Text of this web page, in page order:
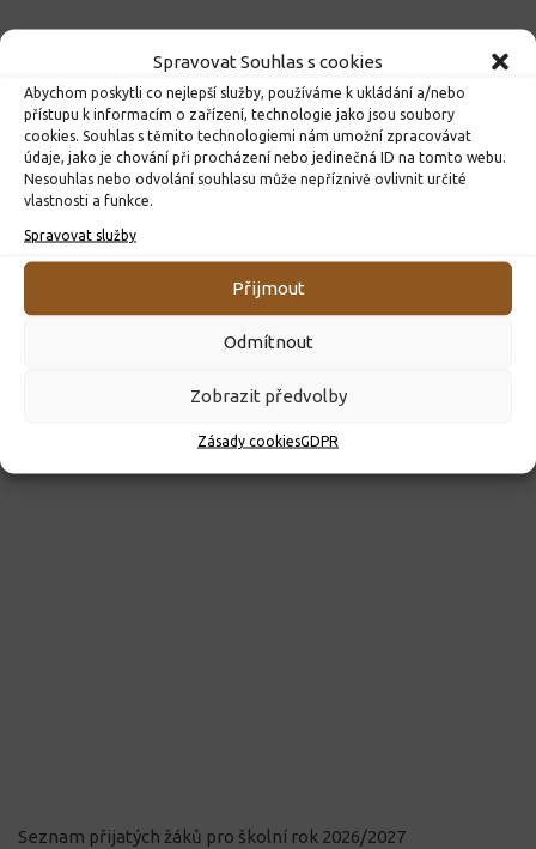
Spravovat Souhlas s cookies
Abychom poskytli co nejlepší služby, používáme k ukládání a/nebo
přístupu k informacím o zařízení, technologie jako jsou soubory
cookies. Souhlas s těmito technologiemi nám umožní zpracovávat
údaje, jako je chování při procházení nebo jedinečná ID na tomto webu.
Nesouhlas nebo odvolání souhlasu může nepříznivě ovlivnit určité
vlastnosti a funkce.
Spravovat služby
Přijmout
Odmítnout
Zobrazit předvolby
Zásady cookiesGDPR
ROZHODNUTÍ O PŘIJETÍ K PŘEDŠKOLNÍMU VZDĚLÁVÁNÍ
PRO ROK 2026
Seznam přijatých žáků pro školní rok 2026/2027